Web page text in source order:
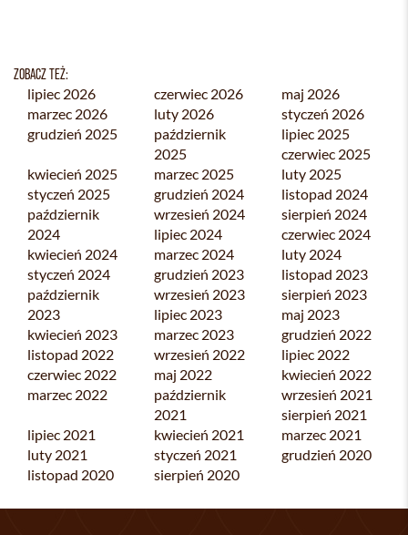
ZOBACZ TEŻ:
lipiec 2026 czerwiec 2026
maj 2026
marzec 2026
luty 2026
styczeń 2026
grudzień 2025
październik
2025
lipiec 2025
czerwiec 2025
kwiecień 2025
marzec 2025
luty 2025
styczeń 2025
grudzień 2024
listopad 2024
październik
2024
wrzesień 2024
sierpień 2024
lipiec 2024
czerwiec 2024
kwiecień 2024
marzec 2024
luty 2024
styczeń 2024
grudzień 2023
listopad 2023
październik
2023
wrzesień 2023
sierpień 2023
lipiec 2023
maj 2023
kwiecień 2023
marzec 2023
grudzień 2022
listopad 2022
wrzesień 2022
lipiec 2022
czerwiec 2022
maj 2022
kwiecień 2022
marzec 2022
październik
2021
wrzesień 2021
sierpień 2021
lipiec 2021
kwiecień 2021
marzec 2021
luty 2021
styczeń 2021
grudzień 2020
listopad 2020
sierpień 2020